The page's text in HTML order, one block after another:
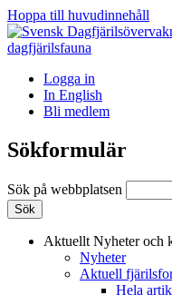
Hoppa till huvudinnehåll
Logga in
In English
Bli medlem
Sökformulär
Sök på webbplatsen
Aktuellt Nyheter och
Nyheter
Aktuell
Hela